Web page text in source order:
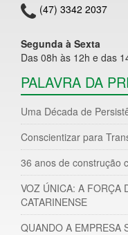
(47) 3342 2037
Segunda à Sexta
Das 08h às 12h e das
PALAVRA DA
Uma Década de
Conscientizar para
36 anos de construção
VOZ ÚNICA: A FORÇA
CATARINENSE
QUANDO A EMPRESA